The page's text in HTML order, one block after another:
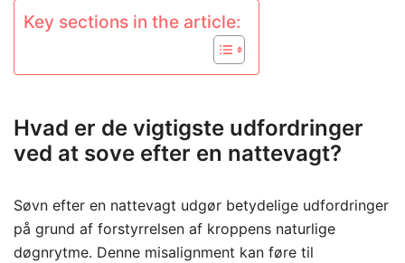
Key sections in the article:
Hvad er de vigtigste udfordringer
ved at sove efter en nattevagt?
Søvn efter en nattevagt udgør betydelige udfordringer
på grund af forstyrrelsen af kroppens naturlige
døgnrytme. Denne misalignment kan føre til